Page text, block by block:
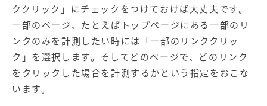
ククリック」にチェックをつけておけば大丈夫です。
一部のページ、たとえばトップページにある一部のリ
ンクのみを計測したい時には「一部のリンククリッ
ク」を選択します。そしてどのページで、どのリンク
をクリックした場合を計測するかという指定をおこな
います。